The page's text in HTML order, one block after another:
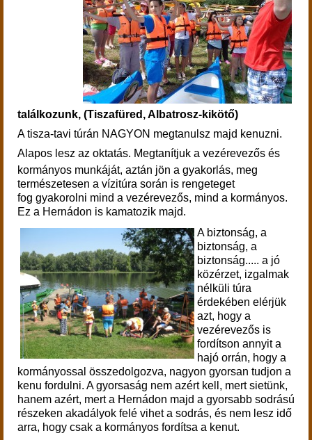
találkozunk, (Tiszafüred, Albatrosz-kikötő)
A tisza-tavi túrán NAGYON megtanulsz majd kenuzni.
Alapos lesz az oktatás. Megtanítjuk a vezérevezős és
kormányos munkáját, aztán jön a gyakorlás, meg
természetesen a vízitúra során is rengeteget
fog gyakorolni mind a vezérevezős, mind a kormányos.
Ez a Hernádon is kamatozik majd.
A biztonság, a
biztonság, a
biztonság..... a jó
közérzet, izgalmak
nélküli túra
érdekében elérjük
azt, hogy a
vezérevezős is
fordítson annyit a
hajó orrán, hogy a
kormányossal összedolgozva, nagyon gyorsan tudjon a
kenu fordulni. A gyorsaság nem azért kell, mert sietünk,
hanem azért, mert a Hernádon majd a gyorsabb sodrású
részeken akadályok felé vihet a sodrás, és nem lesz idő
arra, hogy csak a kormányos fordítsa a kenut.